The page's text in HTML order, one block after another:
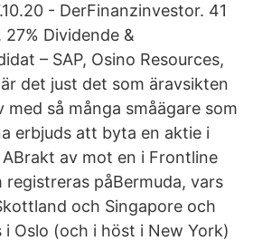
- DerFinanzinvestor. 41
Dividende &
– SAP, Osino Resources,
det just det som äravsikten
så många småägare som
erbjuds att byta en aktie i
av mot en i Frontline
påBermuda, vars
och Singapore och
Oslo (och i höst i New York)